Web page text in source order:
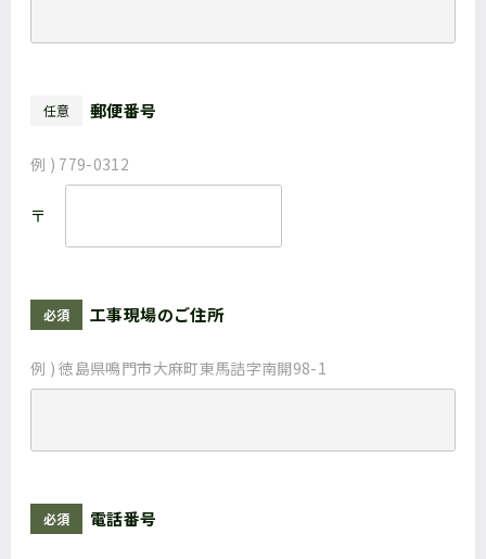
任意 郵便番号
例 ) 779-0312
〒
必須 工事現場のご住所
例 ) 徳島県鳴門市大麻町東馬詰字南開98-1
必須 電話番号